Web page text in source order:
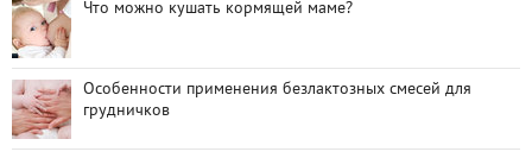
Что можно кушать кормящей маме?
Особенности применения безлактозных смесей для
грудничков